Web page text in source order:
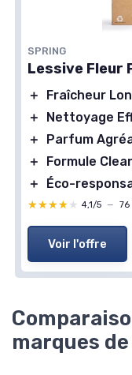
SPRING
Lessive Fleur
＋
Fraîcheur
＋
Nettoyage
＋
Parfum
＋
Formule
＋
Éco-
★★★★★
★★★★★ 4,1/5 — 76
Voir l'offre
marques
Voir l'offre
SPRING
＋ Fraîcheur
＋ Nettoyage